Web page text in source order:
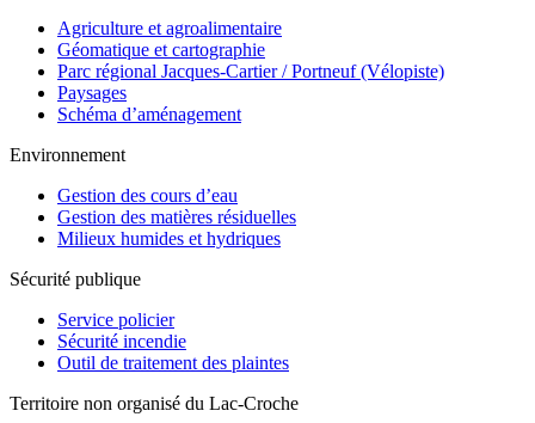
Agriculture et agroalimentaire
Géomatique et cartographie
Parc régional Jacques-Cartier / Portneuf (Vélopiste)
Paysages
Schéma d’aménagement
Environnement
Gestion des cours d’eau
Gestion des matières résiduelles
Milieux humides et hydriques
Sécurité publique
Service policier
Sécurité incendie
Outil de traitement des plaintes
Territoire non organisé du Lac-Croche